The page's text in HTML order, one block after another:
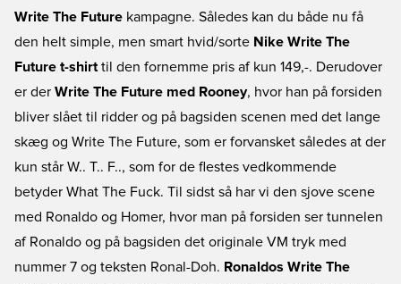
Write The Future kampagne. Således kan du både nu få
den helt simple, men smart hvid/sorte Nike Write The
Future t-shirt til den fornemme pris af kun 149,-. Derudover
er der Write The Future med Rooney, hvor han på forsiden
bliver slået til ridder og på bagsiden scenen med det lange
skæg og Write The Future, som er forvansket således at der
kun står W.. T.. F.., som for de flestes vedkommende
betyder What The Fuck. Til sidst så har vi den sjove scene
med Ronaldo og Homer, hvor man på forsiden ser tunnelen
af Ronaldo og på bagsiden det originale VM tryk med
nummer 7 og teksten Ronal-Doh. Ronaldos Write The